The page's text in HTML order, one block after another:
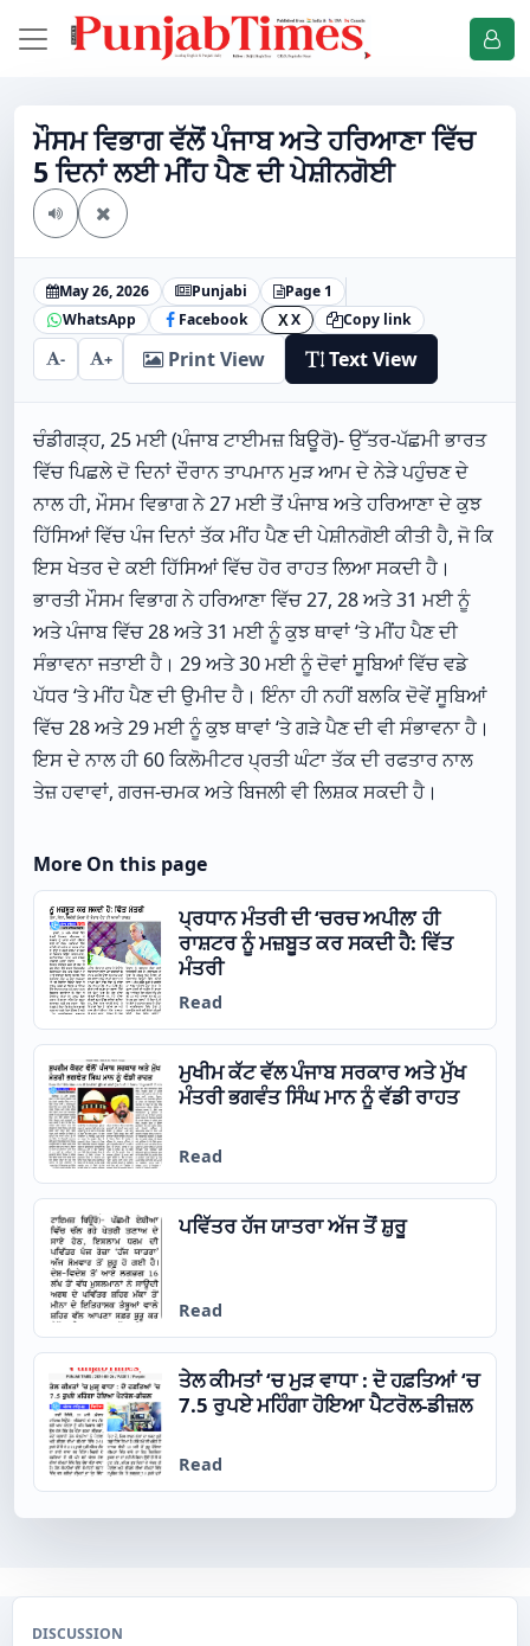
ਮੌਸਮ ਵਿਭਾਗ ਵੱਲੋਂ ਪੰਜਾਬ ਅਤੇ ਹਰਿਆਣਾ ਵਿੱਚ
5 ਦਿਨਾਂ ਲਈ ਮੀਂਹ ਪੈਣ ਦੀ ਪੇਸ਼ੀਨਗੋਈ
May 26, 2026 Punjabi
Page 1
WhatsApp
Facebook X X Copy link
- + Print View Text View
ਚੰਡੀਗੜ੍ਹ, 25 ਮਈ (ਪੰਜਾਬ ਟਾਈਮਜ਼ ਬਿਊਰੋ)- ਉੱਤਰ-ਪੱਛਮੀ ਭਾਰਤ
ਵਿੱਚ ਪਿਛਲੇ ਦੋ ਦਿਨਾਂ ਦੌਰਾਨ ਤਾਪਮਾਨ ਮੁੜ ਆਮ ਦੇ ਨੇੜੇ ਪਹੁੰਚਣ ਦੇ
ਨਾਲ ਹੀ, ਮੌਸਮ ਵਿਭਾਗ ਨੇ 27 ਮਈ ਤੋਂ ਪੰਜਾਬ ਅਤੇ ਹਰਿਆਣਾ ਦੇ ਕੁਝ
ਹਿੱਸਿਆਂ ਵਿੱਚ ਪੰਜ ਦਿਨਾਂ ਤੱਕ ਮੀਂਹ ਪੈਣ ਦੀ ਪੇਸ਼ੀਨਗੋਈ ਕੀਤੀ ਹੈ, ਜੋ ਕਿ
ਇਸ ਖੇਤਰ ਦੇ ਕਈ ਹਿੱਸਿਆਂ ਵਿੱਚ ਹੋਰ ਰਾਹਤ ਲਿਆ ਸਕਦੀ ਹੈ।
ਭਾਰਤੀ ਮੌਸਮ ਵਿਭਾਗ ਨੇ ਹਰਿਆਣਾ ਵਿੱਚ 27, 28 ਅਤੇ 31 ਮਈ ਨੂੰ
ਅਤੇ ਪੰਜਾਬ ਵਿੱਚ 28 ਅਤੇ 31 ਮਈ ਨੂੰ ਕੁਝ ਥਾਵਾਂ ‘ਤੇ ਮੀਂਹ ਪੈਣ ਦੀ
ਸੰਭਾਵਨਾ ਜਤਾਈ ਹੈ। 29 ਅਤੇ 30 ਮਈ ਨੂੰ ਦੋਵਾਂ ਸੂਬਿਆਂ ਵਿੱਚ ਵਡੇ
ਪੱਧਰ ‘ਤੇ ਮੀਂਹ ਪੈਣ ਦੀ ਉਮੀਦ ਹੈ। ਇੰਨਾ ਹੀ ਨਹੀਂ ਬਲਕਿ ਦੋਵੇਂ ਸੂਬਿਆਂ
ਵਿੱਚ 28 ਅਤੇ 29 ਮਈ ਨੂੰ ਕੁਝ ਥਾਵਾਂ ‘ਤੇ ਗੜੇ ਪੈਣ ਦੀ ਵੀ ਸੰਭਾਵਨਾ ਹੈ।
ਇਸ ਦੇ ਨਾਲ ਹੀ 60 ਕਿਲੋਮੀਟਰ ਪ੍ਰਤੀ ਘੰਟਾ ਤੱਕ ਦੀ ਰਫਤਾਰ ਨਾਲ
ਤੇਜ਼ ਹਵਾਵਾਂ, ਗਰਜ-ਚਮਕ ਅਤੇ ਬਿਜਲੀ ਵੀ ਲਿਸ਼ਕ ਸਕਦੀ ਹੈ।
More On this page
ਪ੍ਰਧਾਨ ਮੰਤਰੀ ਦੀ ‘ਚਰਚ ਅਪੀਲ’ ਹੀ
ਰਾਸ਼ਟਰ ਨੂੰ ਮਜ਼ਬੂਤ ਕਰ ਸਕਦੀ ਹੈ: ਵਿੱਤ
ਮੰਤਰੀ
Read
ਮੁਖੀਮ ਕੱਟ ਵੱਲ ਪੰਜਾਬ ਸਰਕਾਰ ਅਤੇ ਮੁੱਖ
ਮੰਤਰੀ ਭਗਵੰਤ ਸਿੰਘ ਮਾਨ ਨੂੰ ਵੱਡੀ ਰਾਹਤ
Read
ਪਵਿੱਤਰ ਹੱਜ ਯਾਤਰਾ ਅੱਜ ਤੋਂ ਸ਼ੁਰੂ
Read
ਤੇਲ ਕੀਮਤਾਂ ‘ਚ ਮੁੜ ਵਾਧਾ : ਦੋ ਹਫ਼ਤਿਆਂ ‘ਚ
7.5 ਰੁਪਏ ਮਹਿੰਗਾ ਹੋਇਆ ਪੈਟਰੋਲ-ਡੀਜ਼ਲ
Read
DISCUSSION